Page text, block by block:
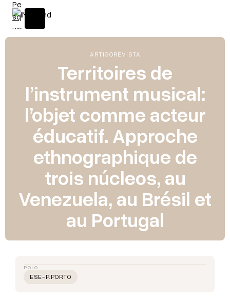
ARTIGOREVISTA
Territoires de
l’instrument musical:
l’objet comme acteur
éducatif. Approche
ethnographique de
trois núcleos, au
Venezuela, au Brésil et
au Portugal
POLO
ESE-P.PORTO